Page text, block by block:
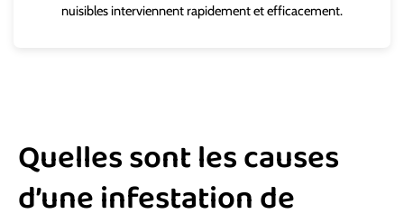
nuisibles interviennent rapidement et efficacement.
Quelles sont les causes
d’une infestation de